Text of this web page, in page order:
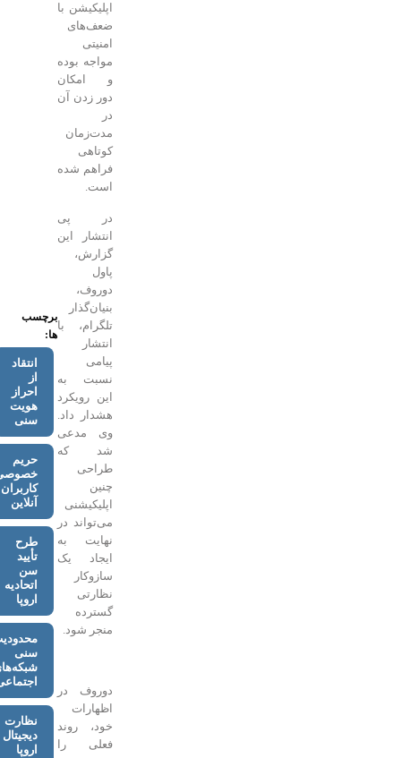
اپلیکیشن با
ضعف‌های
امنیتی
مواجه بوده
و امکان
دور زدن آن
مدت‌زمان
کوتاهی
فراهم شده
در پی
انتشار این
گزارش،
دوروف،
بنیان‌گذار
تلگرام، با
انتشار
پیامی
نسبت به
این رویکرد
هشدار داد.
وی مدعی
شد که
طراحی
اپلیکیشنی
می‌تواند در
نهایت به
ایجاد یک
سازوکار
نظارتی
گسترده
منجر شود.
دوروف در
اظهارات
خود، روند
فعلی را
برچسب
از
هویت
سنی
حریم
خصوصی
کاربران
طرح
تأیید
اتحادیه
محدودیت
شبکه‌های
اجتماعی
نظارت
دیجیتال
اروپا